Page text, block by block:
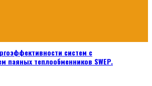
систем с
паяных теплообменников SWEP.